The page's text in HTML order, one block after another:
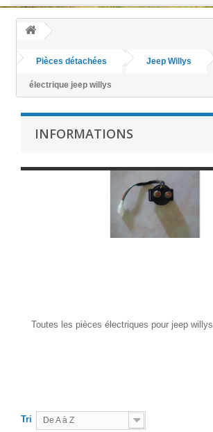
Pièces détachées Jeep Willys
électrique jeep willys
INFORMATIONS
Toutes les pièces électriques pour jeep willys
Tri De A à Z